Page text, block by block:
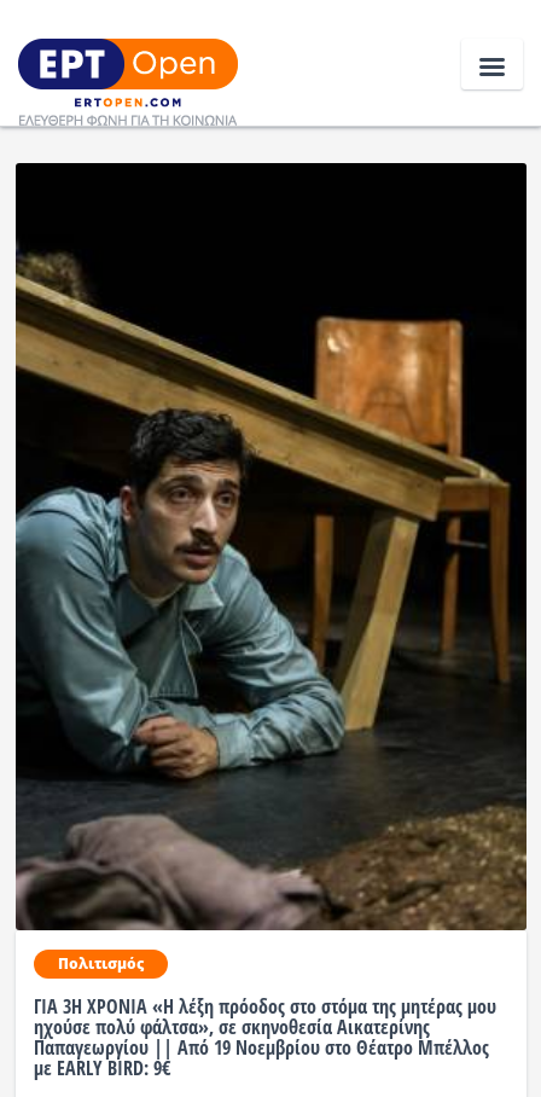
Πολιτική
Οικονομία
Αθλητικά
Κόσμος
Ραδιόφωνο LIVE
Εκπομπές
Πολιτισμός
Πολιτισμός
ΓΙΑ 3Η ΧΡΟΝΙΑ «Η λέξη πρόοδος στο στόμα της μητέρας μου
ηχούσε πολύ φάλτσα», σε σκηνοθεσία Αικατερίνης
Παπαγεωργίου || Από 19 Νοεμβρίου στο Θέατρο Μπέλλος
με EARLY BIRD: 9€